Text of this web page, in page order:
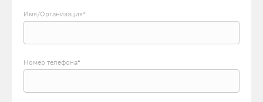
Имя/Организация*
Номер телефона*